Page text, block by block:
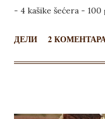
- 4 kašike šećera -
šećera u prahu - 250
koricu, odvojiti
ДЕЛИ 2